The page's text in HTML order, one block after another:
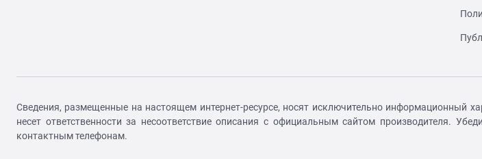
Сведения, размещенные на настоящем интернет-ресурсе, носят исключительно информационный
несет ответственности за несоответствие описания с официальным сайтом производителя.
контактным телефонам.